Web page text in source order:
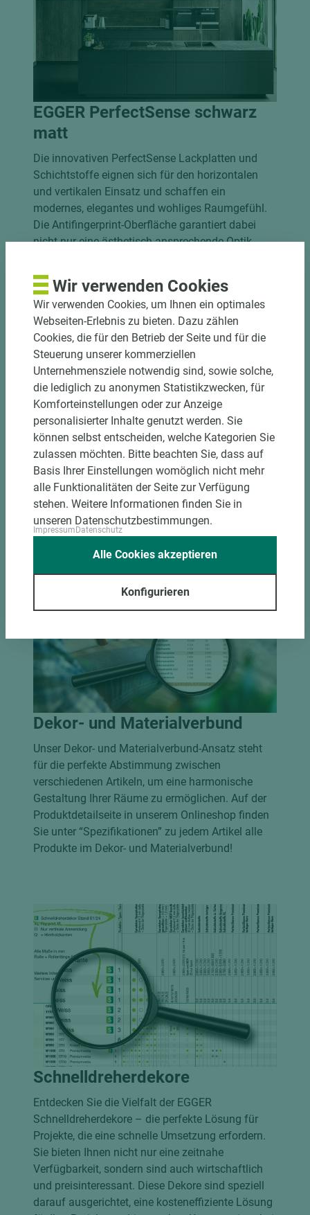
EGGER PerfectSense schwarz
matt
Die innovativen PerfectSense Lackplatten und
Schichtstoffe eignen sich für den horizontalen
und vertikalen Einsatz und schaffen ein
modernes, elegantes und wohliges Raumgefühl.
Die Antifingerprint-Oberfläche garantiert dabei
nicht nur eine ästhetisch ansprechende Optik,
Gebrauch. Fingerabdrücke haben somit keine
Chance, das makellose Erscheinungsbild zu
beeinträchtigen. Schwarz Matt liegt im Trend, fügt
sich perfekt in moderne Interior-Designs ein und
bietet eine ideale Basis für unterschiedlichste
Farb- und Materialkombinationen. Profitieren Sie
von verschiedenen Trägermaterialien wie z.B.
Span, MDF oder Birke Multiplex. Diese Vielfalt
ermöglicht es, das Dekor an die spezifischen
Anforderungen Ihres Projekts anzupassen, sei es
für den Möbelbau, den Innenausbau oder andere
Anwendungen.
Mehr Informationen
Dekor- und Materialverbund
Unser Dekor- und Materialverbund-Ansatz steht
für die perfekte Abstimmung zwischen
verschiedenen Artikeln, um eine harmonische
Gestaltung Ihrer Räume zu ermöglichen. Auf der
Produktdetailseite in unserem Onlineshop finden
Sie unter “Spezifikationen” zu jedem Artikel alle
Produkte im Dekor- und Materialverbund!
Schnelldreherdekore
Entdecken Sie die Vielfalt der EGGER
Schnelldreherdekore – die perfekte Lösung für
Projekte, die eine schnelle Umsetzung erfordern.
Sie bieten Ihnen nicht nur eine zeitnahe
Verfügbarkeit, sondern sind auch wirtschaftlich
und preisinteressant. Diese Dekore sind speziell
darauf ausgerichtet, eine kosteneffiziente Lösung
Wir verwenden Cookies
Wir verwenden Cookies, um Ihnen ein optimales
Webseiten-Erlebnis zu bieten. Dazu zählen
Cookies, die für den Betrieb der Seite und für die
Steuerung unserer kommerziellen
Unternehmensziele notwendig sind, sowie solche,
die lediglich zu anonymen Statistikzwecken, für
Komforteinstellungen oder zur Anzeige
personalisierter Inhalte genutzt werden. Sie
können selbst entscheiden, welche Kategorien Sie
zulassen möchten. Bitte beachten Sie, dass auf
Basis Ihrer Einstellungen womöglich nicht mehr
alle Funktionalitäten der Seite zur Verfügung
stehen. Weitere Informationen finden Sie in
unseren Datenschutzbestimmungen.
Impressum Datenschutz
Konfigurieren
Alle Cookies akzeptieren